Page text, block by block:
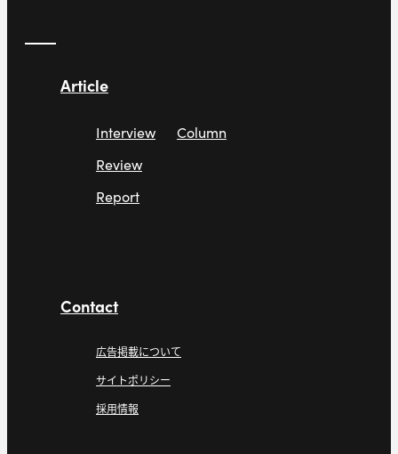
Article
Interview
Review
Report
Column
Contact
広告掲載について
サイトポリシー
採用情報